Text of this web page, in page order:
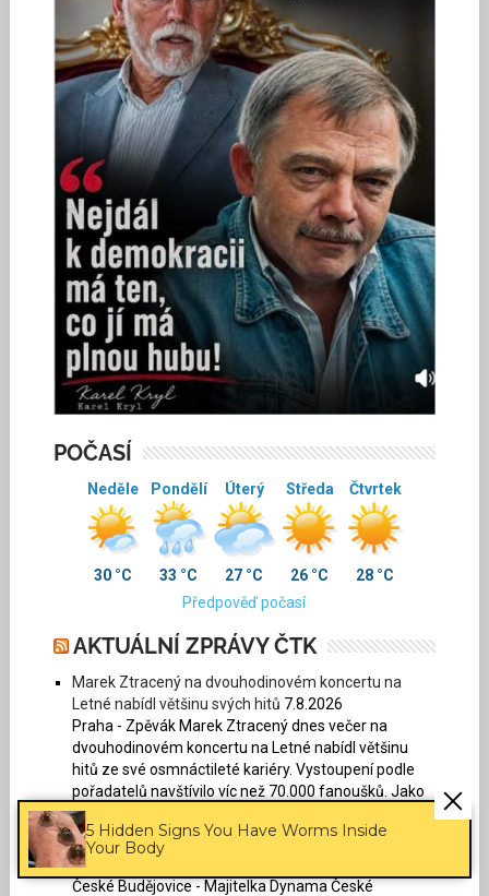
5 Hidden Signs You Have Worms Inside
Your Body
POČASÍ
Neděle
30 °C
Pondělí
33 °C
Úterý
27 °C
Středa
26 °C
Čtvrtek
28 °C
Předpověď počasí
AKTUÁLNÍ ZPRÁVY ČTK
Marek Ztracený na dvouhodinovém koncertu na
Letné nabídl většinu svých hitů 7.8.2026
Praha - Zpěvák Marek Ztracený dnes večer na
dvouhodinovém koncertu na Letné nabídl většinu
hitů ze své osmnáctileté kariéry. Vystoupení podle
pořadatelů navštívilo víc než 70.000 fanoušků. Jako
předskokan...
Majitelka fotbalového Dynama odmítla nabídku
Jihočeského kraje na odkup klubu
České Budějovice - Majitelka Dynama České